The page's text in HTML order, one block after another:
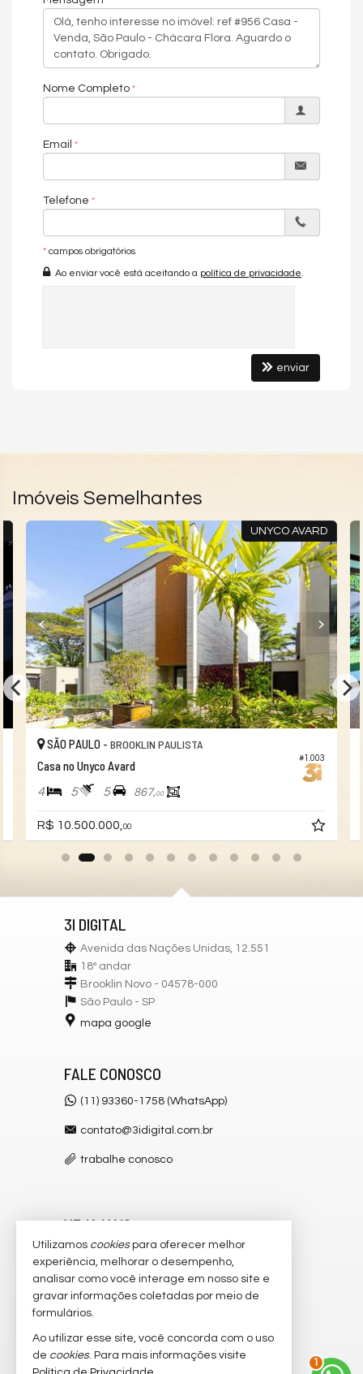
Suíte Master
Nome Completo
Email
Telefone
* campos obrigatórios
Ao enviar você está aceitando a política de privacidade
enviar
Imóveis Semelhantes
UNYCO AVARD
#1.003
SÃO PAULO - BROOKLIN PAULISTA
Casa no Unyco Avard
4 5 5 867,00
R$ 10.500.000, 00
3I DIGITAL
Avenida das Nações Unidas, 12.551
18º andar
Brooklin Novo - 04578-000
São Paulo - SP
mapa google
FALE CONOSCO
(11) 93360-1758 (WhatsApp)
contato@3idigital.com.br
trabalhe conosco
VEJA MAIS
receba nosso newsletter
cadastre seu imóvel
imóveis favoritos
mapa de imóveis
Utilizamos cookiespara oferecer melhor
experiência, melhorar o desempenho,
analisar como você interage em nosso site e
gravar informações coletadas por meio de
formulários.
Ao utilizar esse site, você concorda com o uso
de cookies. Para mais informações visite